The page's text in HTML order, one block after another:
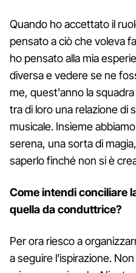
Quando ho accettato il
pensato a ciò che voleva
ho pensato alla mia
diversa e vedere se ne
me, quest'anno la
tra di loro una relazione di
musicale. Insieme
serena, una sorta di
saperlo finché non si è
Come intendi conciliare
quella da conduttrice?
Per ora riesco a
a seguire l'ispirazione.